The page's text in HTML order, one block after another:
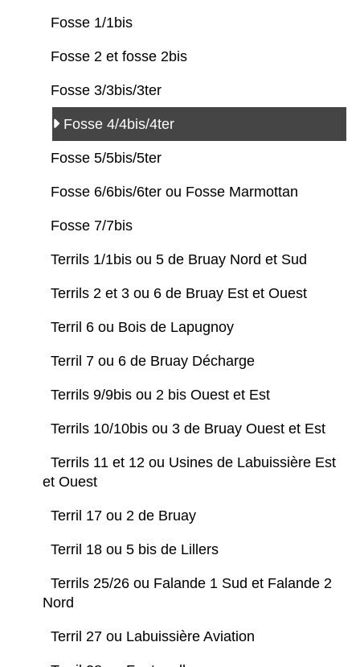
Fosse 1/1bis
Fosse 2 et fosse 2bis
Fosse 3/3bis/3ter
Fosse 4/4bis/4ter
Fosse 5/5bis/5ter
Fosse 6/6bis/6ter ou Fosse Marmottan
Fosse 7/7bis
Terrils 1/1bis ou 5 de Bruay Nord et Sud
Terrils 2 et 3 ou 6 de Bruay Est et Ouest
Terril 6 ou Bois de Lapugnoy
Terril 7 ou 6 de Bruay Décharge
Terrils 9/9bis ou 2 bis Ouest et Est
Terrils 10/10bis ou 3 de Bruay Ouest et Est
Terrils 11 et 12 ou Usines de Labuissière Est
et Ouest
Terril 17 ou 2 de Bruay
Terril 18 ou 5 bis de Lillers
Terrils 25/26 ou Falande 1 Sud et Falande 2
Nord
Terril 27 ou Labuissière Aviation